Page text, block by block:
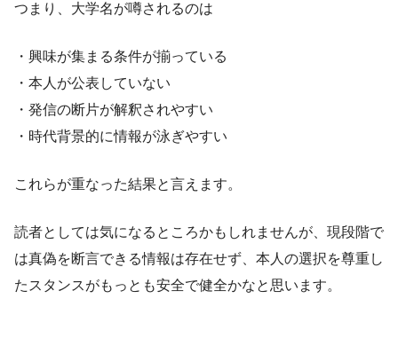
つまり、大学名が噂されるのは
・興味が集まる条件が揃っている
・本人が公表していない
・発信の断片が解釈されやすい
・時代背景的に情報が泳ぎやすい
これらが重なった結果と言えます。
読者としては気になるところかもしれませんが、現段階で
は真偽を断言できる情報は存在せず、本人の選択を尊重し
たスタンスがもっとも安全で健全かなと思います。